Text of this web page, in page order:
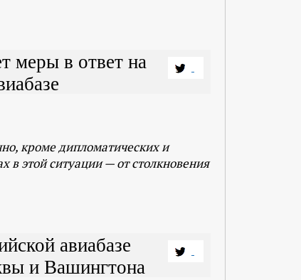
меры в ответ на
кроме дипломатических и
в этой ситуации — от столкновения
авиабазе
и Вашингтона